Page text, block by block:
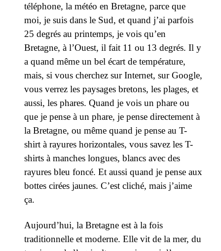
téléphone, la météo en Bretagne, parce que
moi, je suis dans le Sud, et quand j’ai parfois
25 degrés au printemps, je vois qu’en
Bretagne, à l’Ouest, il fait 11 ou 13 degrés. Il y
a quand même un bel écart de température,
mais, si vous cherchez sur Internet, sur Google,
vous verrez les paysages bretons, les plages, et
aussi, les phares. Quand je vois un phare ou
que je pense à un phare, je pense directement à
la Bretagne, ou même quand je pense au T-
shirt à rayures horizontales, vous savez les T-
shirts à manches longues, blancs avec des
rayures bleu foncé. Et aussi quand je pense aux
bottes cirées jaunes. C’est cliché, mais j’aime
ça.
Aujourd’hui, la Bretagne est à la fois
traditionnelle et moderne. Elle vit de la mer, du